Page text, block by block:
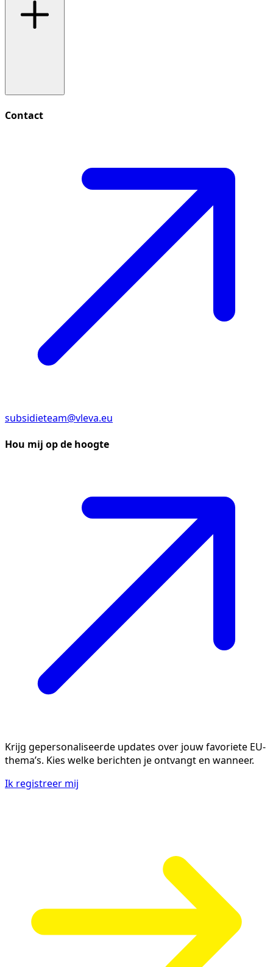
Contact
subsidieteam@vleva.eu
Hou mij op de hoogte
Krijg gepersonaliseerde updates over jouw favoriete EU-
thema’s. Kies welke berichten je ontvangt en wanneer.
Ik registreer mij